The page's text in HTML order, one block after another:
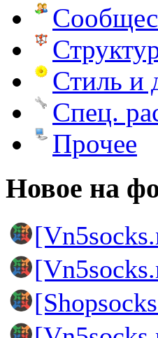
Стиль и
Спец.
Прочее
Новое на